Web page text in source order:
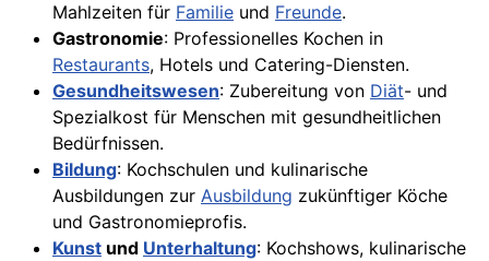
Mahlzeiten für Familie und Freunde.
Gastronomie: Professionelles Kochen in
Restaurants, Hotels und Catering-Diensten.
Gesundheitswesen: Zubereitung von Diät- und
Spezialkost für Menschen mit gesundheitlichen
Bedürfnissen.
Bildung: Kochschulen und kulinarische
Ausbildungen zur Ausbildung zukünftiger Köche
und Gastronomieprofis.
Kunst und Unterhaltung: Kochshows, kulinarische